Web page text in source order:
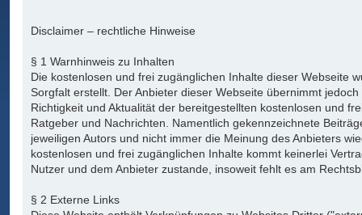
Disclaimer – rechtliche Hinweise
§ 1 Warnhinweis zu Inhalten
Die kostenlosen und frei zugänglichen Inhalte dieser Webseite
Sorgfalt erstellt. Der Anbieter dieser Webseite übernimmt
Richtigkeit und Aktualität der bereitgestellten kostenlosen und
Ratgeber und Nachrichten. Namentlich gekennzeichnete
jeweiligen Autors und nicht immer die Meinung des Anbieters
kostenlosen und frei zugänglichen Inhalte kommt keinerlei
Nutzer und dem Anbieter zustande, insoweit fehlt es am
§ 2 Externe Links